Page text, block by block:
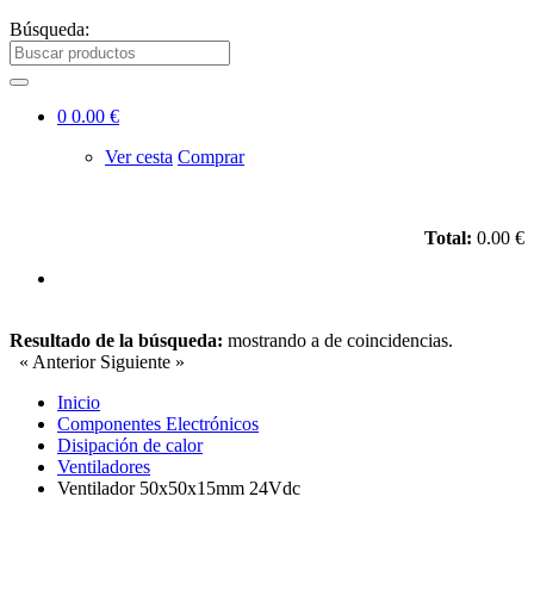
Búsqueda:
0 0.00 €
Ver cesta Comprar
Total: 0.00 €
Resultado de la búsqueda: mostrando a de coincidencias.
« Anterior Siguiente »
Inicio
Componentes Electrónicos
Disipación de calor
Ventiladores
Ventilador 50x50x15mm 24Vdc